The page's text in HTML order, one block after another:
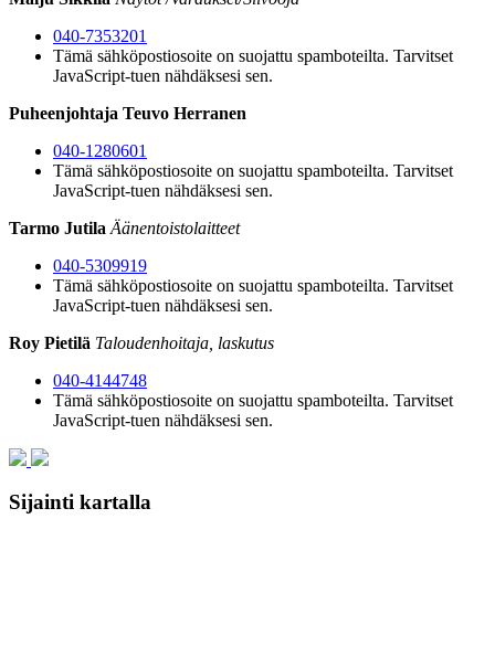
040-7353201
Tämä sähköpostiosoite on suojattu spamboteilta. Tarvitset
JavaScript-tuen nähdäksesi sen.
Puheenjohtaja Teuvo Herranen
040-1280601
Tämä sähköpostiosoite on suojattu spamboteilta. Tarvitset
JavaScript-tuen nähdäksesi sen.
Tarmo Jutila Äänentoistolaitteet
040-5309919
Tämä sähköpostiosoite on suojattu spamboteilta. Tarvitset
JavaScript-tuen nähdäksesi sen.
Roy Pietilä Taloudenhoitaja, laskutus
040-4144748
Tämä sähköpostiosoite on suojattu spamboteilta. Tarvitset
JavaScript-tuen nähdäksesi sen.
Sijainti kartalla